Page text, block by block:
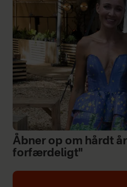
Åbner op om hårdt
forfærdeligt"